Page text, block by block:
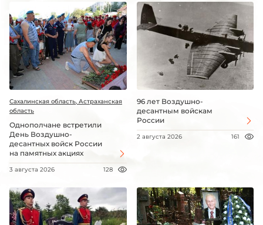
Сахалинская область, Астраханская
область
Однополчане встретили
День Воздушно-
десантных войск России
на памятных акциях
3 августа 2026 128
96 лет Воздушно-
десантным войскам
России
2 августа 2026 161